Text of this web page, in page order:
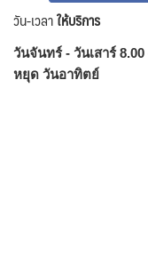
วัน-เวลาให้บริการ
วันจันทร์ - วันเสาร์ 8.00
หยุด วันอาทิตย์